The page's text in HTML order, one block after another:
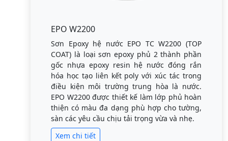
EPO W2200
Sơn Epoxy hệ nước EPO TC W2200 (TOP
COAT) là loại sơn epoxy phủ 2 thành phần
gốc nhựa epoxy resin hệ nước đóng rắn
hóa học tạo liên kết poly với xúc tác trong
điều kiện môi trường trung hòa là nước.
EPO W2200 được thiết kế làm lớp phủ hoàn
thiện có màu đa dạng phù hợp cho tường,
sàn các yêu cầu chịu tải trọng vừa và nhẹ.
Xem chi tiết